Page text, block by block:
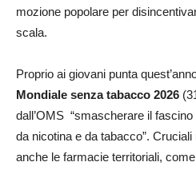
mozione popolare per
scala.
Proprio ai giovani punta
Mondiale senza tabacco 2026
dall’OMS “smascherare il
da nicotina e da tabacco”. Cruciali
anche le farmacie territoriali,